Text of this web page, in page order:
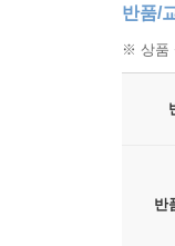
반품/
※ 상품
반